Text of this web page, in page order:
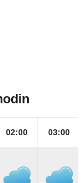
02:00 03:00